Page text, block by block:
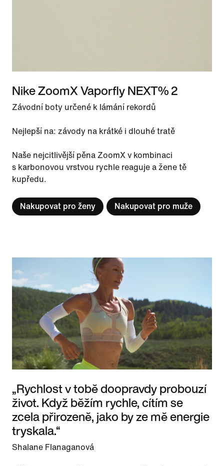
Nike ZoomX Vaporfly NEXT% 2
Závodní boty určené k lámání rekordů
Nejlepší na: závody na krátké i dlouhé tratě
Naše nejcitlivější pěna ZoomX v kombinaci
s karbonovou vrstvou rychle reaguje a žene tě
kupředu.
Nakupovat pro ženy Nakupovat pro muže
„Rychlost v tobě doopravdy probouzí
život. Když běžím rychle, cítím se
zcela přirozeně, jako by ze mě energie
tryskala.“
Shalane Flanaganová